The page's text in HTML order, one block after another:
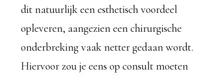
dit natuurlijk een esthetisch voordeel
opleveren, aangezien een chirurgische
onderbreking vaak netter gedaan wordt.
Hiervoor zou je eens op consult moeten